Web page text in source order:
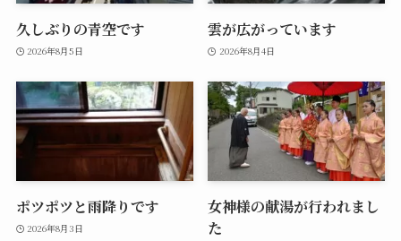
久しぶりの青空です
2026年8月5日
雲が広がっています
2026年8月4日
ポツポツと雨降りです
2026年8月3日
女神様の献湯が行われまし
た